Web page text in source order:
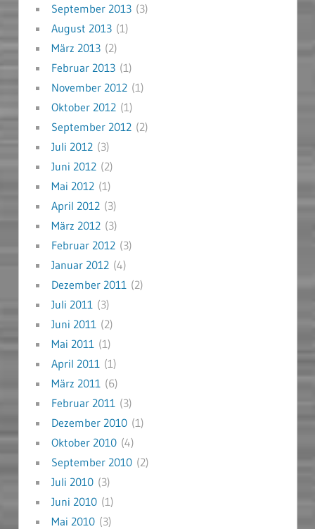
September 2013(3)
August 2013(1)
März 2013(2)
Februar 2013(1)
November 2012(1)
Oktober 2012(1)
September 2012(2)
Juli 2012(3)
Juni 2012(2)
Mai 2012(1)
April 2012(3)
März 2012(3)
Februar 2012(3)
Januar 2012(4)
Dezember 2011 (2)
Juli 2011 (3)
Juni 2011 (2)
Mai 2011 (1)
April 2011 (1)
März 2011 (6)
Februar 2011 (3)
Dezember 2010(1)
Oktober 2010(4)
September 2010(2)
Juli 2010(3)
Juni 2010(1)
Mai 2010(3)